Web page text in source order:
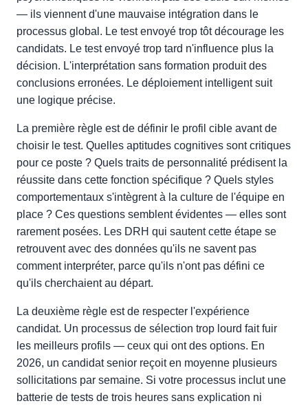
— ils viennent d'une mauvaise intégration dans le
processus global. Le test envoyé trop tôt décourage les
candidats. Le test envoyé trop tard n'influence plus la
décision. L'interprétation sans formation produit des
conclusions erronées. Le déploiement intelligent suit
une logique précise.
La première règle est de définir le profil cible avant de
choisir le test. Quelles aptitudes cognitives sont critiques
pour ce poste ? Quels traits de personnalité prédisent la
réussite dans cette fonction spécifique ? Quels styles
comportementaux s'intègrent à la culture de l'équipe en
place ? Ces questions semblent évidentes — elles sont
rarement posées. Les DRH qui sautent cette étape se
retrouvent avec des données qu'ils ne savent pas
comment interpréter, parce qu'ils n'ont pas défini ce
qu'ils cherchaient au départ.
La deuxième règle est de respecter l'expérience
candidat. Un processus de sélection trop lourd fait fuir
les meilleurs profils — ceux qui ont des options. En
2026, un candidat senior reçoit en moyenne plusieurs
sollicitations par semaine. Si votre processus inclut une
batterie de tests de trois heures sans explication ni